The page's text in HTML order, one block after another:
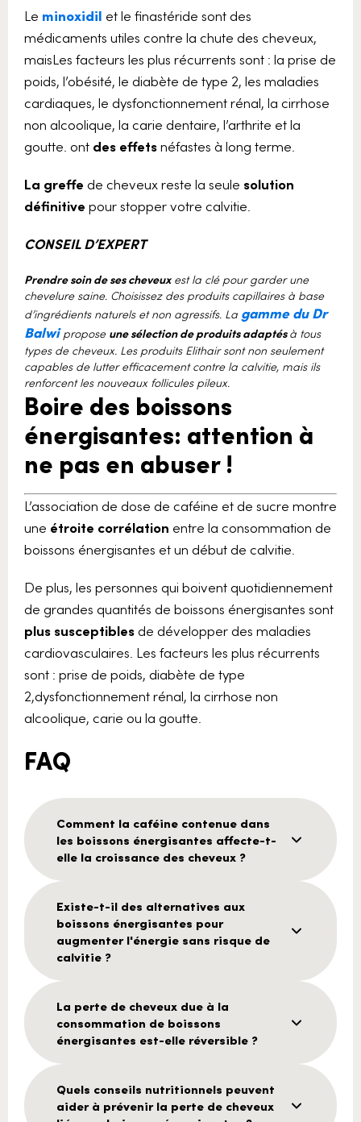
Le minoxidil et le finastéride sont des
médicaments utiles contre la chute des cheveux,
maisLes facteurs les plus récurrents sont : la prise de
poids, l’obésité, le diabète de type 2, les maladies
cardiaques, le dysfonctionnement rénal, la cirrhose
non alcoolique, la carie dentaire, l’arthrite et la
goutte. ont des effetsnéfastes à long terme.
La greffe de cheveux reste la seule solution
définitive pour stopper votre calvitie.
CONSEIL D’EXPERT
Prendre soin de ses cheveuxest la clé pour garder une
chevelure saine. Choisissez des produits capillaires à base
d’ingrédients naturels et non agressifs. La gamme du Dr
Balwipropose une sélection de produits adaptésà tous
types de cheveux. Les produits Elithair sont non seulement
capables de lutter efficacement contre la calvitie, mais ils
renforcent les nouveaux follicules pileux.
Boire des boissons
énergisantes: attention à
ne pas en abuser !
L’association de dose de caféine et de sucre montre
une étroite corrélation entre la consommation de
boissons énergisantes et un début de calvitie.
De plus, les personnes qui boivent quotidiennement
de grandes quantités de boissons énergisantes sont
plus susceptiblesde développer des maladies
cardiovasculaires. Les facteurs les plus récurrents
sont : prise de poids, diabète de type
2,dysfonctionnement rénal, la cirrhose non
alcoolique, carie ou la goutte.
FAQ
Comment la caféine contenue dans
les boissons énergisantes affecte-t-
elle la croissance des cheveux ?
Existe-t-il des alternatives aux
boissons énergisantes pour
augmenter l'énergie sans risque de
calvitie ?
La perte de cheveux due à la
consommation de boissons
énergisantes est-elle réversible ?
Quels conseils nutritionnels peuvent
aider à prévenir la perte de cheveux